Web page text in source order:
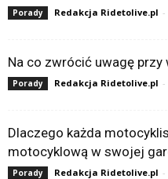
Porady Redakcja Ridetolive.pl -
Na co zwrócić uwagę przy
Porady Redakcja Ridetolive.pl -
Dlaczego każda
motocyklową w swojej
Porady Redakcja Ridetolive.pl -